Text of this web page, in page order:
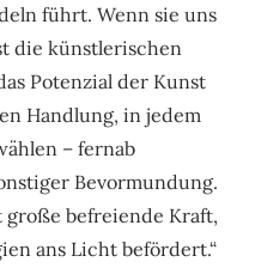
führt. Wenn sie uns
die künstlerischen
Potenzial der Kunst
Handlung, in jedem
– fernab
Bevormundung.
befreiende Kraft,
ans Licht befördert.“